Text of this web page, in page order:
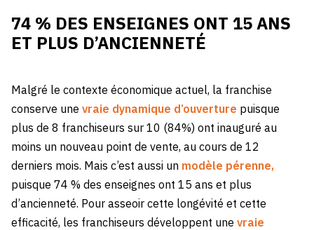
74 % DES ENSEIGNES ONT 15 ANS
ET PLUS D’ANCIENNETÉ
Malgré le contexte économique actuel, la franchise
conserve une vraie dynamique d’ouverture puisque
plus de 8 franchiseurs sur 10 (84%) ont inauguré au
moins un nouveau point de vente, au cours de 12
derniers mois. Mais c’est aussi un modèle pérenne,
puisque 74 % des enseignes ont 15 ans et plus
d’ancienneté. Pour asseoir cette longévité et cette
efficacité, les franchiseurs développent une vraie